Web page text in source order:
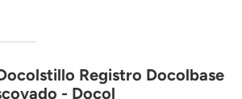
Registro Docolbase
- Docol